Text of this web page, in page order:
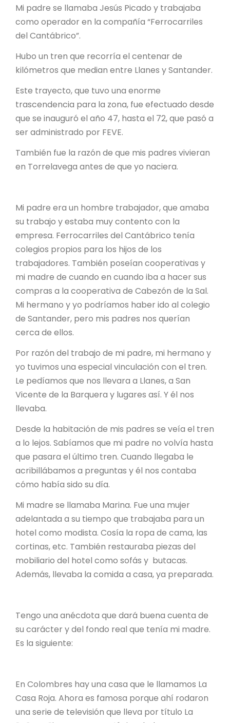
Mi padre se llamaba Jesús Picado y trabajaba
como operador en la compañía “Ferrocarriles
del Cantábrico”.
Hubo un tren que recorría el centenar de
kilómetros que median entre Llanes y Santander.
Este trayecto, que tuvo una enorme
trascendencia para la zona, fue efectuado desde
que se inauguró el año 47, hasta el 72, que pasó a
ser administrado por FEVE.
También fue la razón de que mis padres vivieran
en Torrelavega antes de que yo naciera.
Mi padre era un hombre trabajador, que amaba
su trabajo y estaba muy contento con la
empresa. Ferrocarriles del Cantábrico tenía
colegios propios para los hijos de los
trabajadores. También poseían cooperativas y
mi madre de cuando en cuando iba a hacer sus
compras a la cooperativa de Cabezón de la Sal.
Mi hermano y yo podríamos haber ido al colegio
de Santander, pero mis padres nos querían
cerca de ellos.
Por razón del trabajo de mi padre, mi hermano y
yo tuvimos una especial vinculación con el tren.
Le pedíamos que nos llevara a Llanes, a San
Vicente de la Barquera y lugares así. Y él nos
llevaba.
Desde la habitación de mis padres se veía el tren
a lo lejos. Sabíamos que mi padre no volvía hasta
que pasara el último tren. Cuando llegaba le
acribillábamos a preguntas y él nos contaba
cómo había sido su día.
Mi madre se llamaba Marina. Fue una mujer
adelantada a su tiempo que trabajaba para un
hotel como modista. Cosía la ropa de cama, las
cortinas, etc. También restauraba piezas del
mobiliario del hotel como sofás y butacas.
Además, llevaba la comida a casa, ya preparada.
Tengo una anécdota que dará buena cuenta de
su carácter y del fondo real que tenía mi madre.
Es la siguiente:
En Colombres hay una casa que le llamamos La
Casa Roja. Ahora es famosa porque ahí rodaron
una serie de televisión que lleva por título La